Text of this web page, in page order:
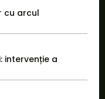
cu arcul
intervenție a